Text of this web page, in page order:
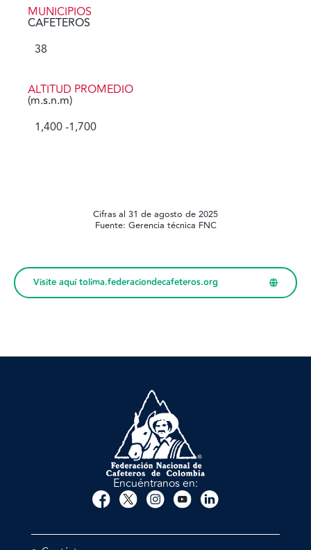
MUNICIPIOS
CAFETEROS
38
ALTITUD PROMEDIO
(m.s.n.m)
1,400 -1,700
Cifras al 31 de agosto de 2025
Fuente: Gerencia técnica FNC
Visite aquí tolima.federaciondecafeteros.org
Encuéntranos en: